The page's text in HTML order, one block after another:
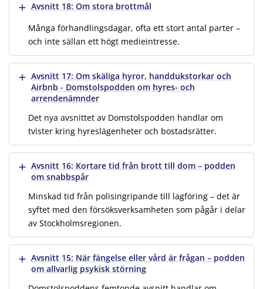
Visa merAvsnitt 18: Om stora brottmål
Många förhandlingsdagar, ofta ett stort antal parter –
och inte sällan ett högt medieintresse.
Visa merAvsnitt 17: Om skäliga hyror, handdukstorkar och
Airbnb - Domstolspodden om hyres- och
arrendenämnder
Det nya avsnittet av Domstolspodden handlar om
tvister kring hyreslägenheter och bostadsrätter.
Visa merAvsnitt 16: Kortare tid från brott till dom – podden
om snabbspår
Minskad tid från polisingripande till lagföring – det är
syftet med den försöksverksamheten som pågår i delar
av Stockholmsregionen.
Visa merAvsnitt 15: När fängelse eller vård är frågan – podden
om allvarlig psykisk störning